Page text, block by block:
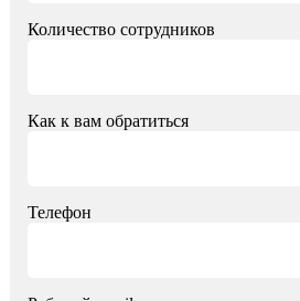
Количество сотрудников
Как к вам обратиться
Телефон